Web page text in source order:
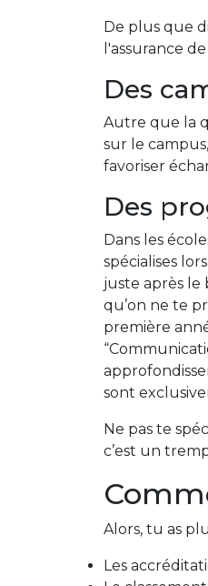
De plus que
l'assurance
Des
Autre que la
sur le
favoriser
Des
Dans les
spécialises
juste après le
qu’on ne te
première
sont
Ne pas te
c’est un
Alors, tu as
Les